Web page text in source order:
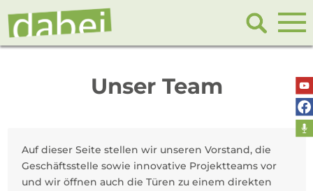
Unser Team
Auf dieser Seite stellen wir unseren Vorstand, die
Geschäfts­stelle sowie innovative Projekt­teams vor
und wir öffnen auch die Türen zu einem direkten